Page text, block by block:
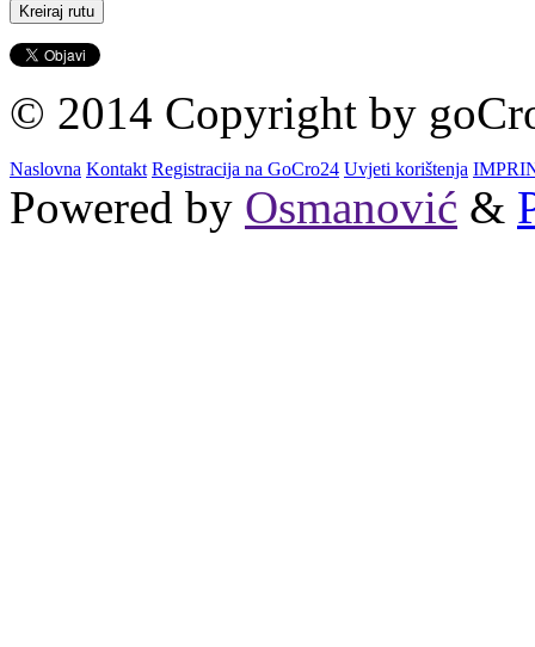
Kreiraj rutu
© 2014 Copyright by
Naslovna Kontakt Registracija na GoCro24 Uvjeti korištenja
Powered by Osmanović &